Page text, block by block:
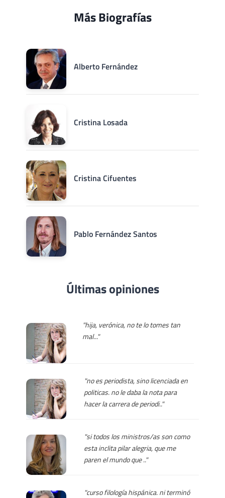
Más Biografías
Alberto Fernández
Cristina Losada
Cristina Cifuentes
Pablo Fernández Santos
Últimas opiniones
"hija, verónica, no te lo tomes tan
mal..."
"no es periodista, sino licenciada en
politicas. no le daba la nota para
hacer la carrera de periodi.."
"si todos los ministros/as son como
esta inclita pilar alegria, que me
paren el mundo que .."
"curso filología hispánica. ni terminó